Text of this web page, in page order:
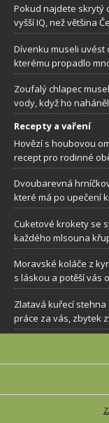
Pokud najdete skrytý
vyšší IQ, než většina
Dívenku museli
kterému propadlo
Zoufalý chlapec
vody, když ho
Recepty a vaření
Hovězí s houbovou
recept pro rodinné
Dvoubarevná
které má po upečení
Cuketové krokety se
každého mlsouna
Moravské koláče z
s láskou a potěší vás
Zlatavá kuřecí
práce za vás, zbytek